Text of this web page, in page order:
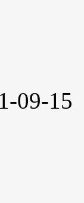
09-15